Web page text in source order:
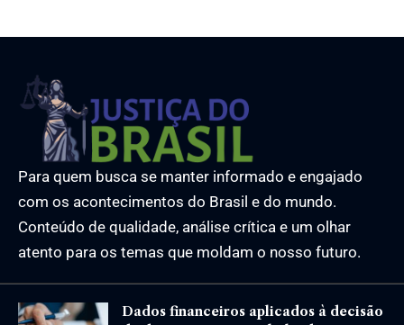
Para quem busca se manter informado e engajado
com os acontecimentos do Brasil e do mundo.
Conteúdo de qualidade, análise crítica e um olhar
atento para os temas que moldam o nosso futuro.
Dados financeiros aplicados à decisão